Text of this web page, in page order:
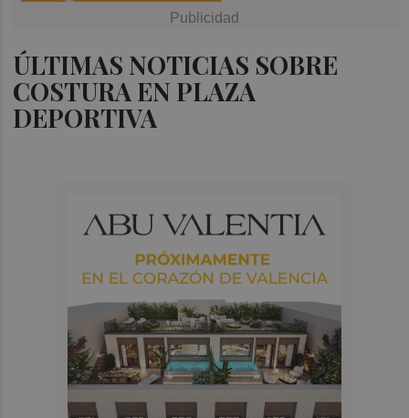
ÚLTIMAS NOTICIAS SOBRE
COSTURA EN PLAZA
DEPORTIVA